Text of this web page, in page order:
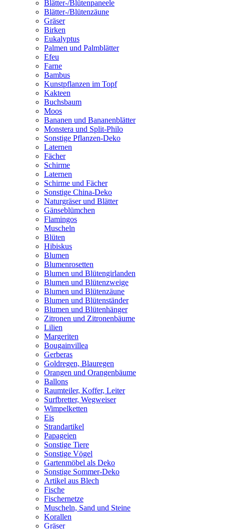
Blätter-/Blütenpaneele
Blätter-/Blütenzäune
Gräser
Birken
Eukalyptus
Palmen und Palmblätter
Efeu
Farne
Bambus
Kunstpflanzen im Topf
Kakteen
Buchsbaum
Moos
Bananen und Bananenblätter
Monstera und Split-Philo
Sonstige Pflanzen-Deko
Laternen
Fächer
Schirme
Laternen
Schirme und Fächer
Sonstige China-Deko
Naturgräser und Blätter
Gänseblümchen
Flamingos
Muscheln
Blüten
Hibiskus
Blumen
Blumenrosetten
Blumen und Blütengirlanden
Blumen und Blütenzweige
Blumen und Blütenzäune
Blumen und Blütenständer
Blumen und Blütenhänger
Zitronen und Zitronenbäume
Lilien
Margeriten
Bougainvillea
Gerberas
Goldregen, Blauregen
Orangen und Orangenbäume
Ballons
Raumteiler, Koffer, Leiter
Surfbretter, Wegweiser
Wimpelketten
Eis
Strandartikel
Papageien
Sonstige Tiere
Sonstige Vögel
Gartenmöbel als Deko
Sonstige Sommer-Deko
Artikel aus Blech
Fische
Fischernetze
Muscheln, Sand und Steine
Korallen
Gräser